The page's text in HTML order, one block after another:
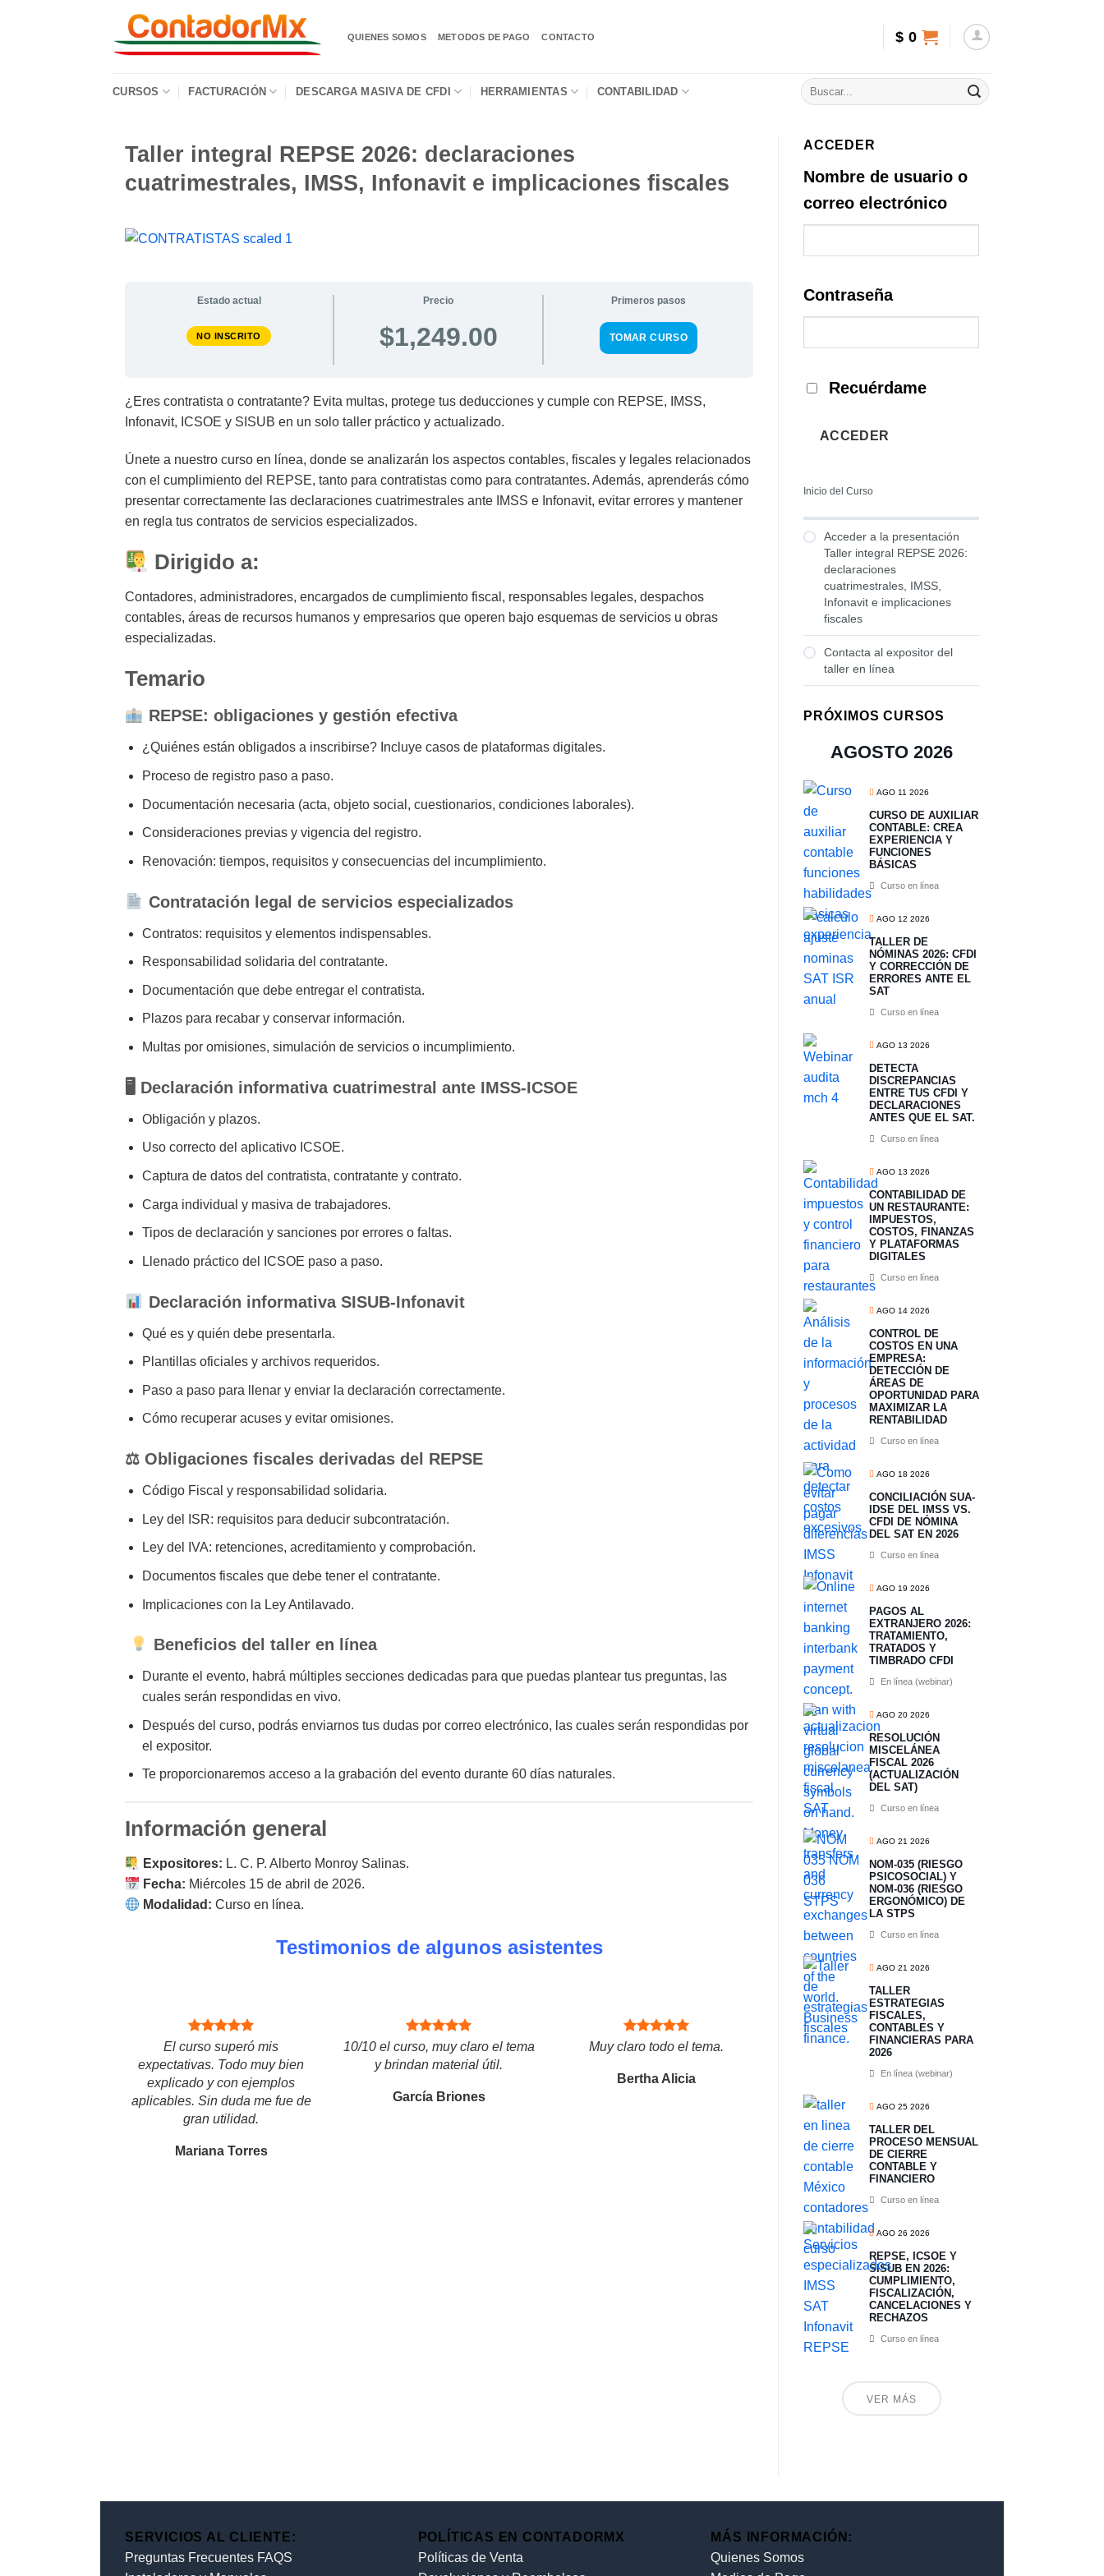
QUIENES SOMOS METODOS DE PAGO CONTACTO $ 0
CURSOS FACTURACIÓN DESCARGA MASIVA DE CFDI HERRAMIENTAS CONTABILIDAD
Taller integral REPSE 2026: declaraciones
cuatrimestrales, IMSS, Infonavit e implicaciones fiscales
Estado actual
NO INSCRITO
Precio
$1,249.00
Primeros pasos
TOMAR CURSO
¿Eres contratista o contratante? Evita multas, protege tus deducciones y cumple con REPSE, IMSS,
Infonavit, ICSOE y SISUB en un solo taller práctico y actualizado.
Únete a nuestro curso en línea, donde se analizarán los aspectos contables, fiscales y legales relacionados
con el cumplimiento del REPSE, tanto para contratistas como para contratantes. Además, aprenderás cómo
presentar correctamente las declaraciones cuatrimestrales ante IMSS e Infonavit, evitar errores y mantener
en regla tus contratos de servicios especializados.
Dirigido a:
Contadores, administradores, encargados de cumplimiento fiscal, responsables legales, despachos
contables, áreas de recursos humanos y empresarios que operen bajo esquemas de servicios u obras
especializadas.
Temario
REPSE: obligaciones y gestión efectiva
¿Quiénes están obligados a inscribirse? Incluye casos de plataformas digitales.
Proceso de registro paso a paso.
Documentación necesaria (acta, objeto social, cuestionarios, condiciones laborales).
Consideraciones previas y vigencia del registro.
Renovación: tiempos, requisitos y consecuencias del incumplimiento.
Contratación legal de servicios especializados
Contratos: requisitos y elementos indispensables.
Responsabilidad solidaria del contratante.
Documentación que debe entregar el contratista.
Plazos para recabar y conservar información.
Multas por omisiones, simulación de servicios o incumplimiento.
🖥 Declaración informativa cuatrimestral ante IMSS-ICSOE
Obligación y plazos.
Uso correcto del aplicativo ICSOE.
Captura de datos del contratista, contratante y contrato.
Carga individual y masiva de trabajadores.
Tipos de declaración y sanciones por errores o faltas.
Llenado práctico del ICSOE paso a paso.
Declaración informativa SISUB-Infonavit
Qué es y quién debe presentarla.
Plantillas oficiales y archivos requeridos.
Paso a paso para llenar y enviar la declaración correctamente.
Cómo recuperar acuses y evitar omisiones.
⚖ Obligaciones fiscales derivadas del REPSE
Código Fiscal y responsabilidad solidaria.
Ley del ISR: requisitos para deducir subcontratación.
Ley del IVA: retenciones, acreditamiento y comprobación.
Documentos fiscales que debe tener el contratante.
Implicaciones con la Ley Antilavado.
Beneficios del taller en línea
Durante el evento, habrá múltiples secciones dedicadas para que puedas plantear tus preguntas, las
cuales serán respondidas en vivo.
Después del curso, podrás enviarnos tus dudas por correo electrónico, las cuales serán respondidas por
el expositor.
Te proporcionaremos acceso a la grabación del evento durante 60 días naturales.
Información general
Expositores: L. C. P. Alberto Monroy Salinas.
Fecha: Miércoles 15 de abril de 2026.
Modalidad: Curso en línea.
Testimonios de algunos asistentes
El curso superó mis
expectativas. Todo muy bien
explicado y con ejemplos
aplicables. Sin duda me fue de
gran utilidad.
Mariana Torres
10/10 el curso, muy claro el tema
y brindan material útil.
García Briones
Muy claro todo el tema.
Bertha Alicia
ACCEDER
Nombre de usuario o
correo electrónico
Contraseña
Recuérdame
ACCEDER
Inicio del Curso
Acceder a la presentación
Taller integral REPSE 2026:
declaraciones
cuatrimestrales, IMSS,
Infonavit e implicaciones
fiscales
Contacta al expositor del
taller en línea
PRÓXIMOS CURSOS
AGOSTO 2026
AGO 11 2026
CURSO DE AUXILIAR
CONTABLE: CREA
EXPERIENCIA Y
FUNCIONES
BÁSICAS
Curso en línea
AGO 12 2026
TALLER DE
NÓMINAS 2026: CFDI
Y CORRECCIÓN DE
ERRORES ANTE EL
SAT
Curso en línea
AGO 13 2026
​DETECTA
DISCREPANCIAS
ENTRE TUS CFDI Y
DECLARACIONES
ANTES QUE EL SAT.
Curso en línea
AGO 13 2026
CONTABILIDAD DE
UN RESTAURANTE:
IMPUESTOS,
COSTOS, FINANZAS
Y PLATAFORMAS
DIGITALES
Curso en línea
AGO 14 2026
CONTROL DE
COSTOS EN UNA
EMPRESA:
DETECCIÓN DE
ÁREAS DE
OPORTUNIDAD PARA
MAXIMIZAR LA
RENTABILIDAD
Curso en línea
AGO 18 2026
CONCILIACIÓN SUA-
IDSE DEL IMSS VS.
CFDI DE NÓMINA
DEL SAT EN 2026
Curso en línea
AGO 19 2026
PAGOS AL
EXTRANJERO 2026:
TRATAMIENTO,
TRATADOS Y
TIMBRADO CFDI
En línea (webinar)
AGO 20 2026
RESOLUCIÓN
MISCELÁNEA
FISCAL 2026
(ACTUALIZACIÓN
DEL SAT)
Curso en línea
AGO 21 2026
NOM-035 (RIESGO
PSICOSOCIAL) Y
NOM-036 (RIESGO
ERGONÓMICO) DE
LA STPS
Curso en línea
AGO 21 2026
TALLER
ESTRATEGIAS
FISCALES,
CONTABLES Y
FINANCIERAS PARA
2026
En línea (webinar)
AGO 25 2026
TALLER DEL
PROCESO MENSUAL
DE CIERRE
CONTABLE Y
FINANCIERO
Curso en línea
AGO 26 2026
REPSE, ICSOE Y
SISUB EN 2026:
CUMPLIMIENTO,
FISCALIZACIÓN,
CANCELACIONES Y
RECHAZOS
Curso en línea
VER MÁS
SERVICIOS AL CLIENTE:
Preguntas Frecuentes FAQS
POLÍTICAS EN CONTADORMX
Políticas de Venta
MÁS INFORMACIÓN:
Quienes Somos